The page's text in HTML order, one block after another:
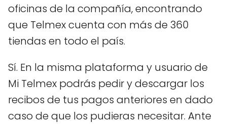
oficinas de la compañía, encontrando
que Telmex cuenta con más de 360
tiendas en todo el país.
Sí. En la misma plataforma y usuario de
Mi Telmex podrás pedir y descargar los
recibos de tus pagos anteriores en dado
caso de que los pudieras necesitar. Ante